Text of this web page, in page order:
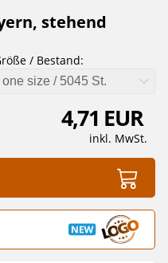
stehend
/ Bestand:
one size / 5045 St.
4,71 EUR
inkl. MwSt.